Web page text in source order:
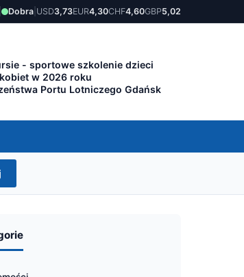
Dobra USD3,73EUR4,30CHF4,60GBP5,02
- sportowe szkolenie dzieci
w 2026 roku
Portu Lotniczego Gdańsk